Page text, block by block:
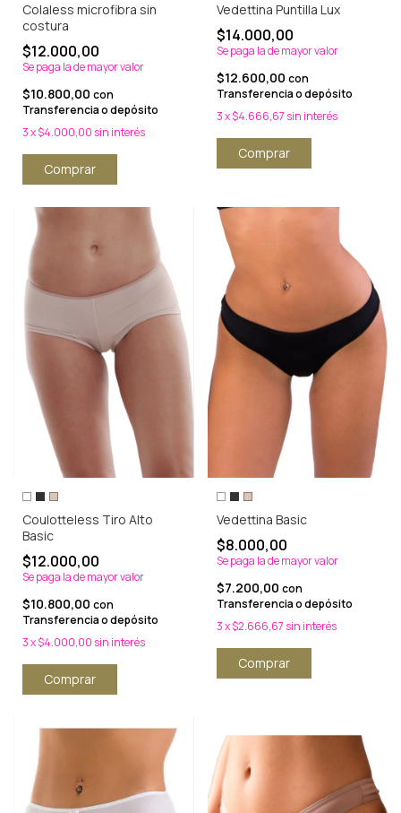
Colaless microfibra sin
costura
$12.000,00
Se paga la de mayor valor
$10.800,00 con
Transferencia o depósito
3x$4.000,00 sin interés
Comprar
Vedettina Puntilla Lux
$14.000,00
Se paga la de mayor valor
$12.600,00 con
Transferencia o depósito
3x$4.666,67 sin interés
Comprar
Coulotteless Tiro Alto
Basic
$12.000,00
Se paga la de mayor valor
$10.800,00 con
Transferencia o depósito
3x$4.000,00 sin interés
Comprar
Vedettina Basic
$8.000,00
Se paga la de mayor valor
$7.200,00 con
Transferencia o depósito
3x$2.666,67 sin interés
Comprar